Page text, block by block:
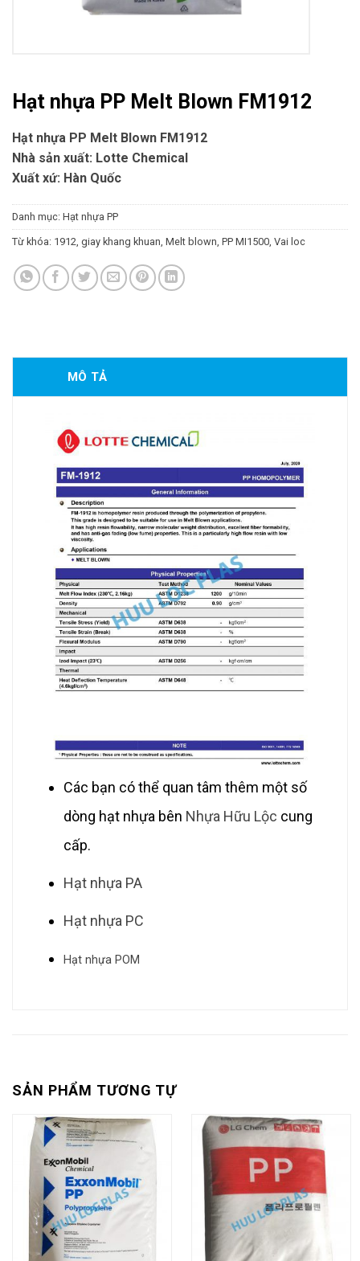
Hạt nhựa PP Melt Blown FM1912
Hạt nhựa PP Melt Blown FM1912
Nhà sản xuất: Lotte Chemical
Xuất xứ: Hàn Quốc
Danh mục: Hạt nhựa PP
Từ khóa: 1912, giay khang khuan, Melt blown, PP MI1500, Vai loc
MÔ TẢ
Các bạn có thể quan tâm thêm một số
dòng hạt nhựa bên Nhựa Hữu Lộc cung
cấp.
Hạt nhựa PA
Hạt nhựa PC
Hạt nhựa POM
SẢN PHẨM TƯƠNG TỰ